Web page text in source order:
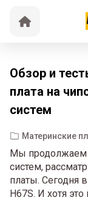
Обзор и
плата на
систем
Материнские
Мы продолжаем
систем,
платы. Сегодня
H67S. И хотя